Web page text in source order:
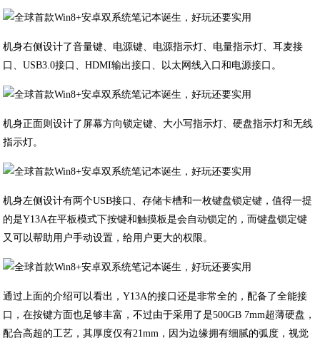
机身右侧设计了音量键、电源键、电源指示灯、电量指示灯、耳麦接
口、USB3.0接口、HDMI输出接口、以太网线入口和电源接口。
机身正面则设计了屏幕方向锁定键、大小写指示灯、硬盘指示灯和无线
指示灯。
机身左侧设计有两个USB接口、存储卡槽和一枚键盘锁定键，值得一提
的是Y13A在平板模式下按键和触摸板是会自动锁定的，而键盘锁定键
又可以帮助用户手动设置，给用户更大的权限。
通过上面的介绍可以看出，Y13A的接口还是非常全的，配备了全能接
口，在按键方面也足够丰富，不过由于采用了是500GB 7mm超薄硬盘，
配合高超的工艺，其厚度仅有21mm，因为边缘拥有细腻的弧度，视觉